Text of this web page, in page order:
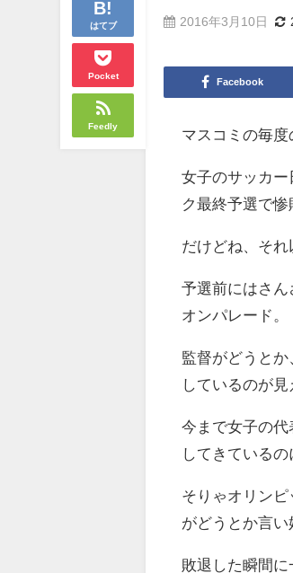
はてブ
Pocket
Feedly
2016年3月10日
Facebook
マスコミの毎度
女子のサッカ
ク最終予選で惨
だけどね、それ
予選前にはさ
オンパレード。
監督がどうと
しているのが見
今まで女子の
してきているの
そりゃオリン
がどうとか言い
敗退した瞬間